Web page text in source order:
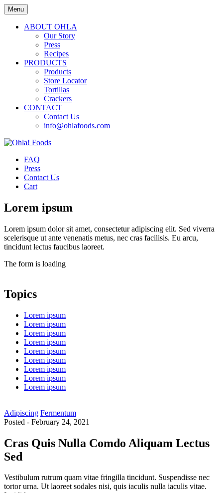
Menu
ABOUT OHLA
Our Story
Press
Recipes
PRODUCTS
Products
Store Locator
Tortillas
Crackers
CONTACT
Contact Us
info@ohlafoods.com
FAQ
Press
Contact Us
Cart
Lorem ipsum
Lorem ipsum dolor sit amet, consectetur adipiscing elit. Sed viverra
scelerisque ut ante venenatis metus, nec cras facilisis. Eu arcu,
tincidunt lectus faucibus laoreet.
The form is loading
Topics
Lorem ipsum
Lorem ipsum
Lorem ipsum
Lorem ipsum
Lorem ipsum
Lorem ipsum
Lorem ipsum
Lorem ipsum
Lorem ipsum
Adipiscing Fermentum
Posted - February 24, 2021
Cras Quis Nulla Comdo Aliquam Lectus
Sed
Vestibulum rutrum quam vitae fringilla tincidunt. Suspendisse nec
tortor urna. Ut laoreet sodales nisi, quis iaculis nulla iaculis vitae.